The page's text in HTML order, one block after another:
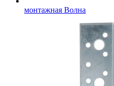
монтажная Волна